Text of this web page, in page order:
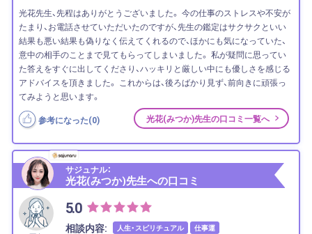
光花先生、先程はありがとうございました。 今の仕事のストレスや不安が
たまり、お電話させていただいたのですが、先生の鑑定はサクサクといい
結果も悪い結果も偽りなく伝えてくれるので、ほかにも気になっていた、
意中の相手のことまで見てもらってしまいました。 私が疑問に思ってい
た答えをすぐに出してくださり、ハッキリと厳しい中にも優しさを感じる
アドバイスを頂きました。 これからは、後ろばかり見ず、前向きに頑張っ
てみようと思います。
参考になった(0) 光花(みつか)先生の口コミ一覧へ
サジュナル：
光花(みつか)先生への口コミ
5.0
相談内容: 人生・スピリチュアル 仕事運